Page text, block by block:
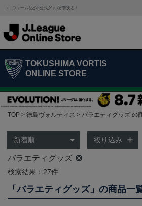
ユニフォームなどの公式グッズが買える！
TOKUSHIMA VORTIS
ONLINE STORE
TOP 徳島ヴォルティス バラエティグッズ の
絞り込み
バラエティグッズ
検索結果：27件
「バラエティグッズ」の商品一